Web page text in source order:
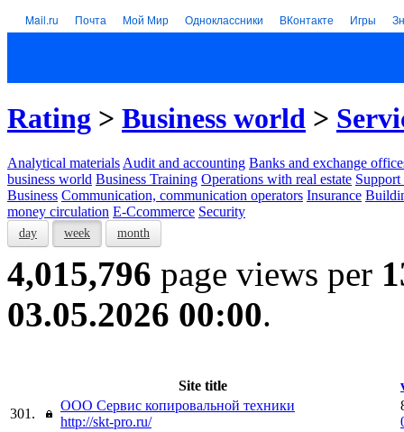
Mail.ru Почта Мой Мир Одноклассники ВКонтакте Игры
Rating > Business world >
Analytical materials Audit and accounting Banks and exchange
business world Business Training Operations with real estate Support
Business Communication, communication operators Insurance
money circulation E-Ccommerce Security
day week month
4,015,796 page views per
03.05.2026 00:00.
Site title
301.
ООО Сервис копировальной техники
http://skt-pro.ru/